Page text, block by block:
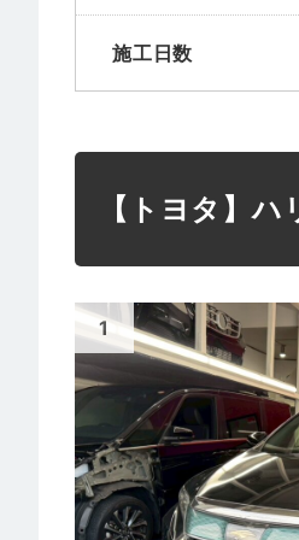
施工日数
【トヨタ】